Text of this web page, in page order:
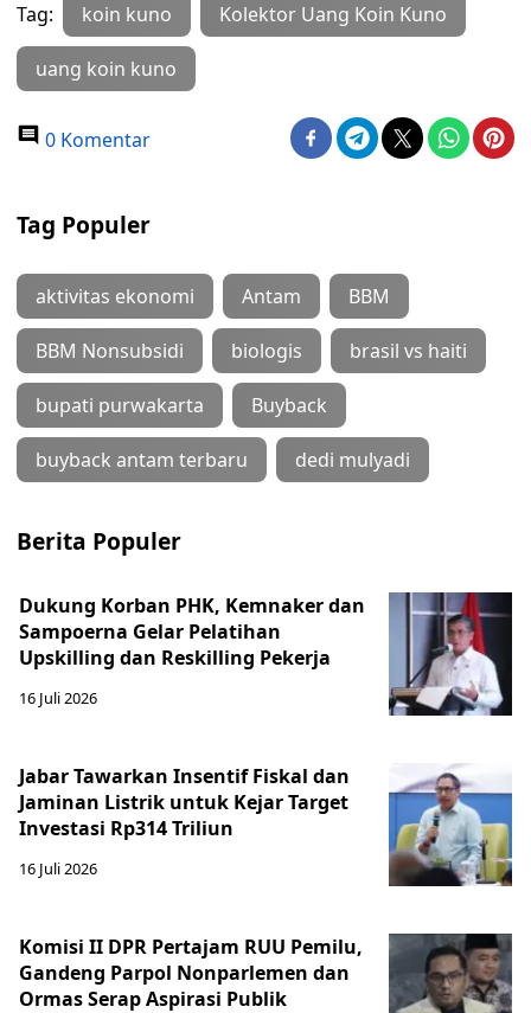
Tag: koin kuno Kolektor Uang Koin Kuno
uang koin kuno
0 Komentar
Tag Populer
aktivitas ekonomi Antam BBM
BBM Nonsubsidi biologis brasil vs haiti
bupati purwakarta Buyback
buyback antam terbaru dedi mulyadi
Berita Populer
Dukung Korban PHK, Kemnaker dan
Sampoerna Gelar Pelatihan
Upskilling dan Reskilling Pekerja
16 Juli 2026
Jabar Tawarkan Insentif Fiskal dan
Jaminan Listrik untuk Kejar Target
Investasi Rp314 Triliun
16 Juli 2026
Komisi II DPR Pertajam RUU Pemilu,
Gandeng Parpol Nonparlemen dan
Ormas Serap Aspirasi Publik